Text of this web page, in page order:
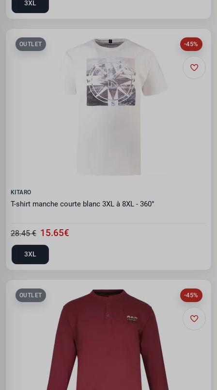
3XL
-45%
OUTLET
KITARO
T-shirt manche courte blanc 3XL à 8XL - 360°
28.45 € 15.65€
3XL
-45%
OUTLET